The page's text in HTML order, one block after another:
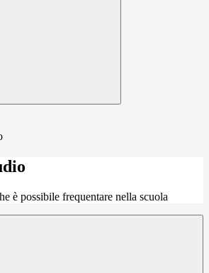
è possibile frequentare nella scuola